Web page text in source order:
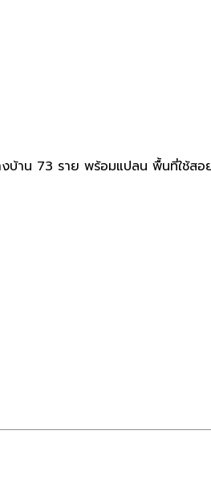
น 73 ราย พร้อมแปลน พื้นที่ใช้สอ